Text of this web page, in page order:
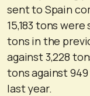
sent to Spain
15,183 tons
tons in the
against 3,228
tons against
last year.